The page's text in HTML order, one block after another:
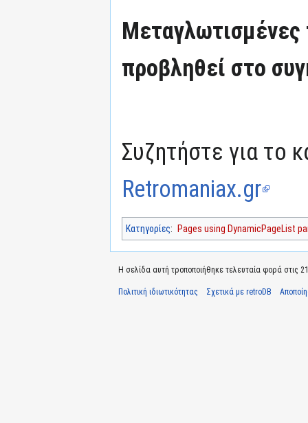
προβληθεί στο
Συζητήστε για το
Retromaniax.gr
Κατηγορίες: Pages using DynamicPageList
Η σελίδα αυτή τροποποιήθηκε τελευταία φορά στις
Πολιτική ιδιωτικότητας Σχετικά με retroDB